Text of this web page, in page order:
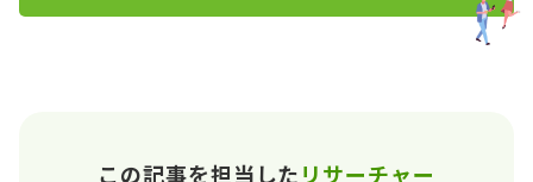
この記事を担当したリサーチャー